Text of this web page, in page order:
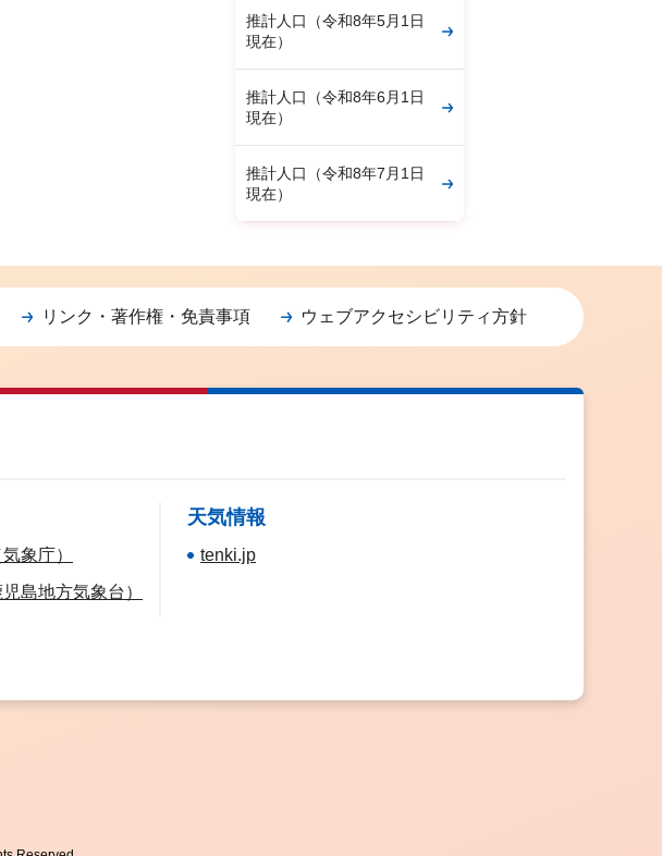
推計人口（令和8年5月1日
現在）
推計人口（令和8年6月1日
現在）
推計人口（令和8年7月1日
現在）
リンク・著作権・免責事項 ウェブアクセシビリティ方針
象庁）
島地方気象台）
天気情報
tenki.jp